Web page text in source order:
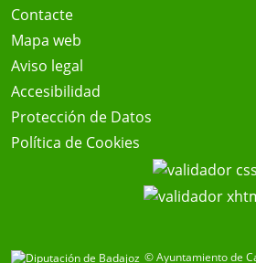
Contacte
Mapa web
Aviso legal
Accesibilidad
Protección de Datos
Política de Cookies
© Ayuntamiento de